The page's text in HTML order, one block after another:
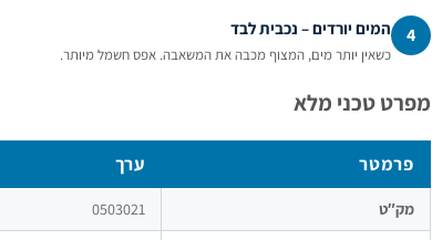
4 המים יורדים – נכבית לבד
כשאין יותר מים, המצוף מכבה את המשאבה. אפס חשמל מיותר.
מפרט טכני מלא
פרמטר ערך
מק″ט 0503021